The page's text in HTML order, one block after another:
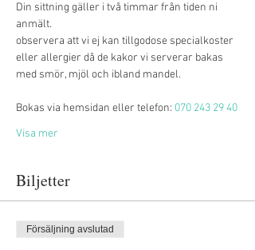
Din sittning gäller i två timmar från tiden ni
anmält.
observera att vi ej kan tillgodose specialkoster
eller allergier då de kakor vi serverar bakas
med smör, mjöl och ibland mandel.
Bokas via hemsidan eller telefon: 070 243 29 40
Visa mer
Biljetter
Försäljning avslutad